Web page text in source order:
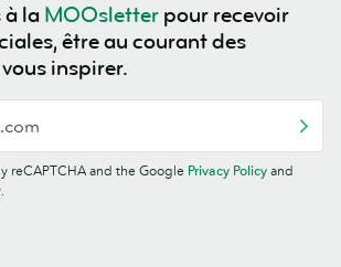
à la MOOsletter pour recevoir
être au courant des
inspirer.
reCAPTCHA and the Google Privacy Policy and